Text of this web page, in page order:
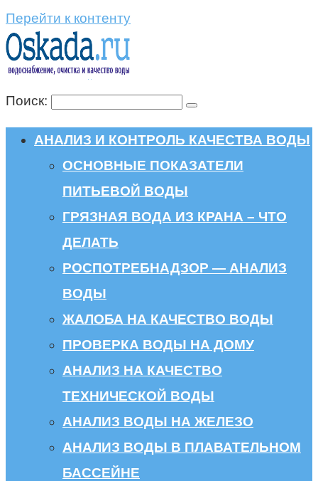
Перейти к контенту
Поиск:
АНАЛИЗ И КОНТРОЛЬ КАЧЕСТВА ВОДЫ
ОСНОВНЫЕ ПОКАЗАТЕЛИ
ПИТЬЕВОЙ ВОДЫ
ГРЯЗНАЯ ВОДА ИЗ КРАНА – ЧТО
ДЕЛАТЬ
РОСПОТРЕБНАДЗОР — АНАЛИЗ
ВОДЫ
ЖАЛОБА НА КАЧЕСТВО ВОДЫ
ПРОВЕРКА ВОДЫ НА ДОМУ
АНАЛИЗ НА КАЧЕСТВО
ТЕХНИЧЕСКОЙ ВОДЫ
АНАЛИЗ ВОДЫ НА ЖЕЛЕЗО
АНАЛИЗ ВОДЫ В ПЛАВАТЕЛЬНОМ
БАССЕЙНЕ